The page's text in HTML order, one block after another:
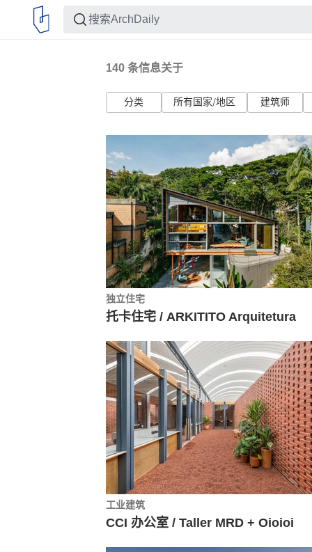
140 条信息关于
分类 所有国家/地区 建筑师
独立住宅
托卡住宅 / ARKITITO Arquitetura
工业建筑
CCI 办公室 / Taller MRD + Oioioi